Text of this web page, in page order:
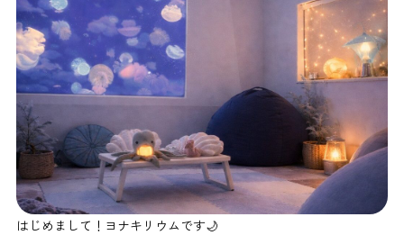
はじめまして！ヨナキリウムです🌙